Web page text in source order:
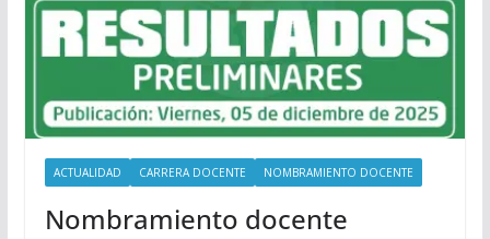
ACTUALIDAD CARRERA DOCENTE NOMBRAMIENTO DOCENTE
Nombramiento docente